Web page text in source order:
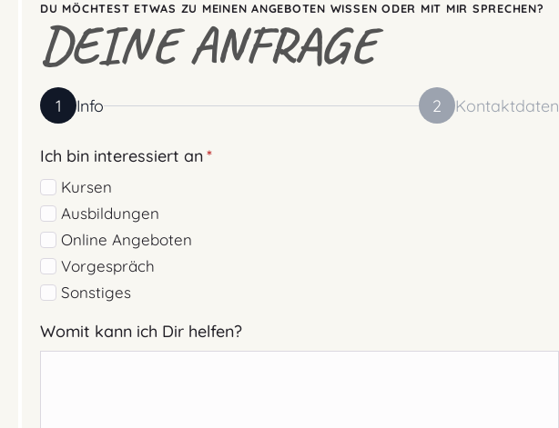
DU MÖCHTEST ETWAS ZU MEINEN ANGEBOTEN WISSEN ODER MIT MIR SPRECHEN?
DEINE ANFRAGE
1 Info 2 Kontaktdaten
Ich bin interessiert an*
Kursen
Ausbildungen
Online Angeboten
Vorgespräch
Sonstiges
Womit kann ich Dir helfen?